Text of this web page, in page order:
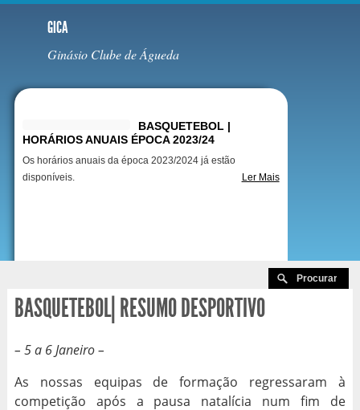
GICA
Ginásio Clube de Águeda
BASQUETEBOL |
HORÁRIOS ANUAIS ÉPOCA 2023/24
Os horários anuais da época 2023/2024 já estão
disponíveis.
Ler Mais
BASQUETEBOL| RESUMO DESPORTIVO
– 5 a 6 Janeiro –
As nossas equipas de formação regressaram à
competição após a pausa natalícia num fim de